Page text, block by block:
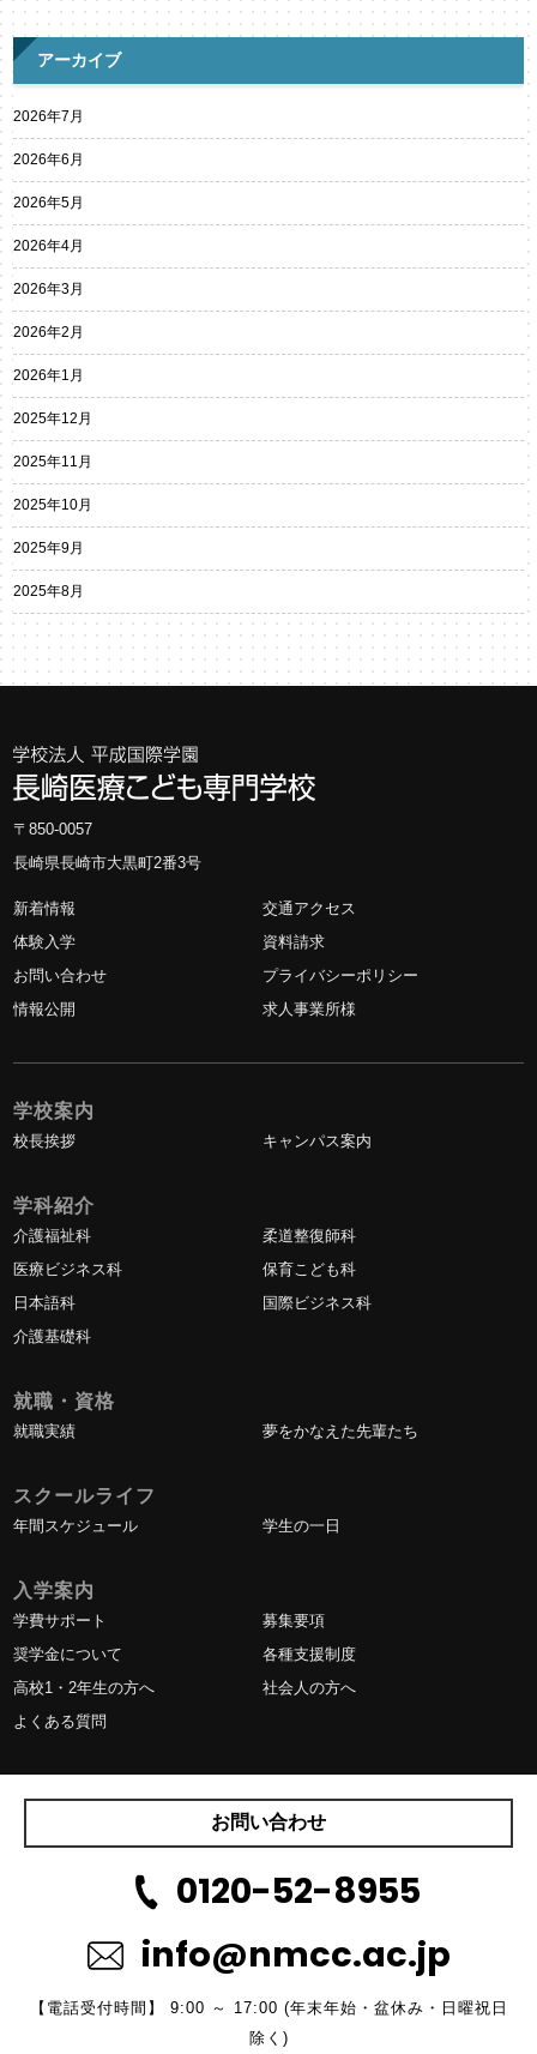
アーカイブ
2026年7月
2026年6月
2026年5月
2026年4月
2026年3月
2026年2月
2026年1月
2025年12月
2025年11月
2025年10月
2025年9月
2025年8月
〒850-0057
長崎県長崎市大黒町2番3号
新着情報
交通アクセス
体験入学
資料請求
お問い合わせ
プライバシーポリシー
情報公開
求人事業所様
学校案内
校長挨拶 キャンパス案内
学科紹介
介護福祉科
柔道整復師科
医療ビジネス科
保育こども科
日本語科
国際ビジネス科
介護基礎科
就職・資格
就職実績 夢をかなえた先輩たち
スクールライフ
年間スケジュール 学生の一日
入学案内
学費サポート
募集要項
奨学金について
各種支援制度
高校1・2年生の方へ
社会人の方へ
よくある質問
お問い合わせ
0120-52-8955
info@nmcc.ac.jp
【電話受付時間】 9:00 ～ 17:00 (年末年始・盆休み・日曜祝日
除く)